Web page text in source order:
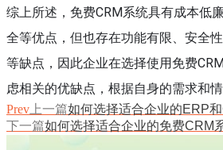
综上所述，免费CRM系统具有成本低
全等优点，但也存在功能有限、安全
等缺点，因此企业在选择使用免费
虑相关的优缺点，根据自身的需求和情
Prev 上一篇如何选择适合企业的ERP
下一篇如何选择适合企业的免费CRM